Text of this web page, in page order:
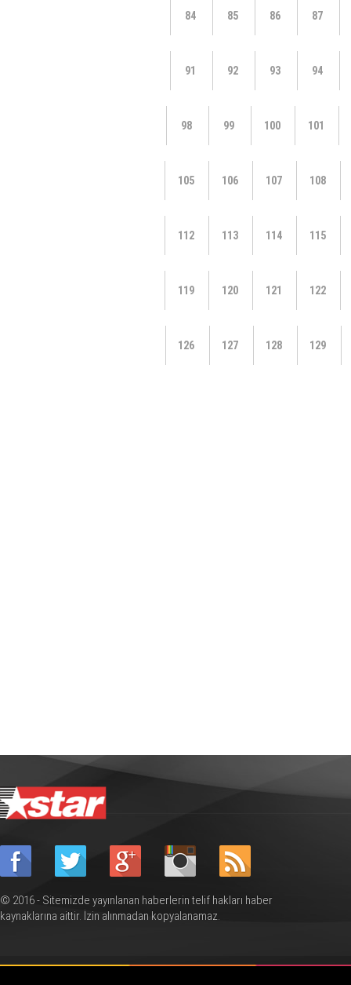
84 85 86 87
91 92 93 94
98 99 100 101
105 106 107 108
112 113 114 115
119 120 121 122
126 127 128 129
© 2016 - Sitemizde yayınlanan haberlerin telif hakları haber
kaynaklarına aittir. İzin alınmadan kopyalanamaz.